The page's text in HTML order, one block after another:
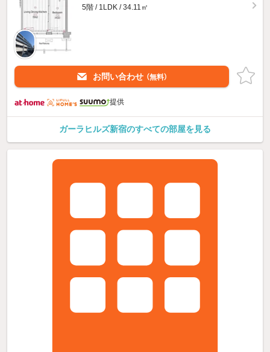
5階 / 1LDK / 34.11㎡
お問い合わせ （無料）
提供
ガーラヒルズ新宿のすべての部屋を見る